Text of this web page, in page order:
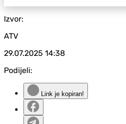
Izvor:
ATV
29.07.2025 14:38
Podijeli:
Link je kopiran!